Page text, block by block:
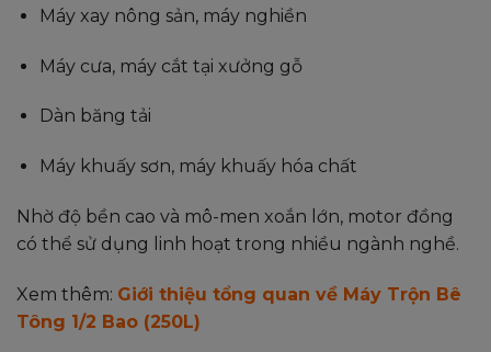
Máy xay nông sản, máy nghiền
Máy cưa, máy cắt tại xưởng gỗ
Dàn băng tải
Máy khuấy sơn, máy khuấy hóa chất
Nhờ độ bền cao và mô-men xoắn lớn, motor đồng
có thể sử dụng linh hoạt trong nhiều ngành nghề.
Xem thêm: Giới thiệu tổng quan về Máy Trộn Bê
Tông 1/2 Bao (250L)